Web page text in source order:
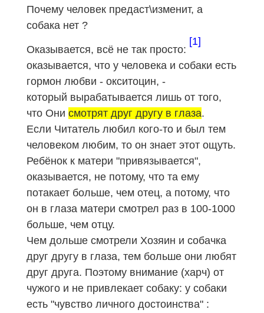
Почему человек предаст\изменит, а
собака нет ?
Оказывается, всё не так просто:
[1]
оказывается, что у человека и собаки есть
гормон любви - окситоцин, -
который вырабатывается лишь от того,
что Они смотрят друг другу в глаза.
Если Читатель любил кого-то и был тем
человеком любим, то он знает этот ощуть.
Ребёнок к матери "привязывается",
оказывается, не потому, что та ему
потакает больше, чем отец, а потому, что
он в глаза матери смотрел раз в 100-1000
больше, чем отцу.
Чем дольше смотрели Хозяин и собачка
друг другу в глаза, тем больше они любят
друг друга. Поэтому внимание (харч) от
чужого и не привлекает собаку: у собаки
есть "чувство личного достоинства" :